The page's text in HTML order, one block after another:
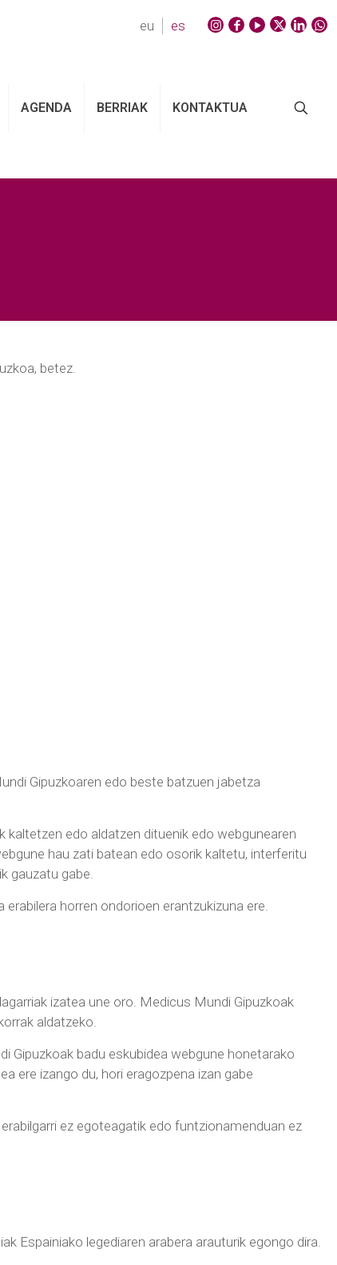
eu es
AGENDA BERRIAK KONTAKTUA
betez.
Gipuzkoaren edo beste batzuen jabetza
kaltetzen edo aldatzen dituenik edo webgunearen
hau zati batean edo osorik kaltetu, interferitu
gauzatu gabe.
horren ondorioen erantzukizuna ere.
izatea une oro. Medicus Mundi Gipuzkoak
aldatzeko.
Gipuzkoak badu eskubidea webgune honetarako
ere izango du, hori eragozpena izan gabe
ez egoteagatik edo funtzionamenduan ez
Espainiako legediaren arabera arauturik egongo dira.